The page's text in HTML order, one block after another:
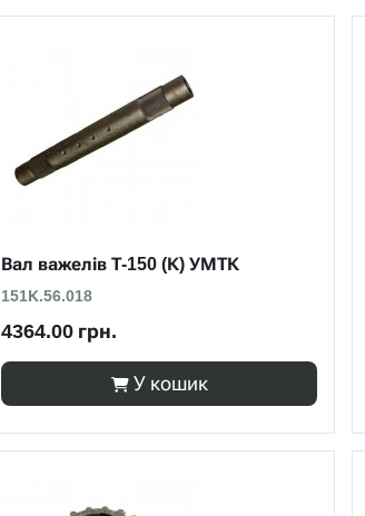
Вал важелів Т-150 (К) УМТК
151К.56.018
4364.00 грн.
У кошик